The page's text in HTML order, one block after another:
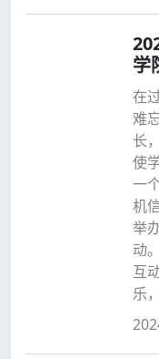
学
在
难
长
使
一
机
举
动
互
乐，